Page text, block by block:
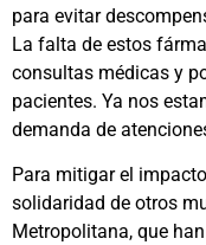
para evitar
La falta de estos
consultas médicas y
pacientes. Ya nos
demanda de
Para mitigar el
solidaridad de otros
Metropolitana, que